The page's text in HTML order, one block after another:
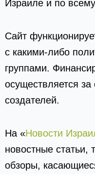
Израиле и по
Сайт
с какими-либо
группами.
осуществляется за
создателей.
На «Новости
новостные статьи,
обзоры,